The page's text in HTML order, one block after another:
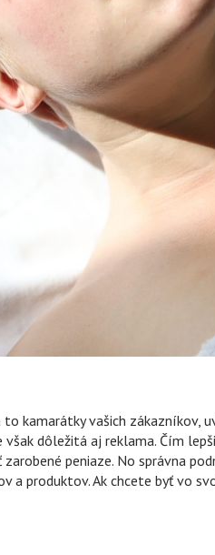
kamarátky vašich zákazníkov,
dôležitá aj reklama. Čím
peniaze. No správna
a produktov. Ak chcete byť vo